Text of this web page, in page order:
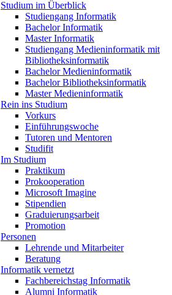
Studium im Überblick
Studiengang Informatik
Bachelor Informatik
Master Informatik
Studiengang Medieninformatik mit
Bibliotheksinformatik
Bachelor Medieninformatik
Bachelor Bibliotheksinformatik
Master Medieninformatik
Rein ins Studium
Vorkurs
Einführungswoche
Tutoren und Mentoren
Studifit
Im Studium
Praktikum
Prokooperation
Microsoft Imagine
Stipendien
Graduierungsarbeit
Promotion
Personen
Lehrende und Mitarbeiter
Beratung
Informatik vernetzt
Fachbereichstag Informatik
Alumni Informatik